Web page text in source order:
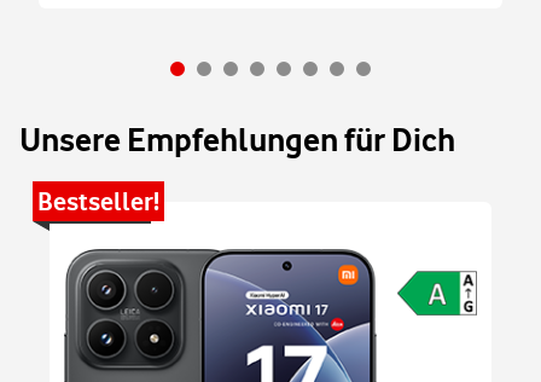
Unsere Empfehlungen für Dich
Bestseller!